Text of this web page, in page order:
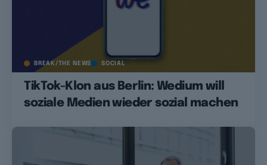
BREAK/THE NEWS SOCIAL
TikTok-Klon aus Berlin: Wedium will
soziale Medien wieder sozial machen